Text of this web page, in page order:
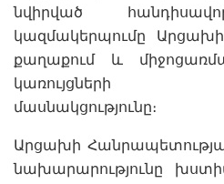
նվիրված
կազմակերպումը
քաղաքում և
կառույցների
մասնակցությունը։
Արցախի
նախարարությունը